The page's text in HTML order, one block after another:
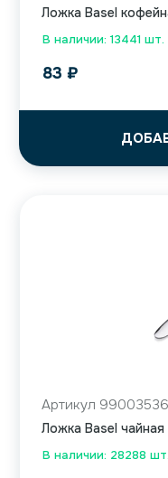
В наличии: 13441
Ложка Basel
83 ₽
В наличии: 28288
Артикул 99003536
Ложка Basel